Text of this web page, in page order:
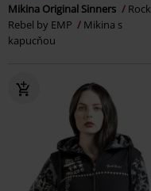
Mikina Original Sinners
Rock
Rebel by EMP
Mikina s
kapucňou